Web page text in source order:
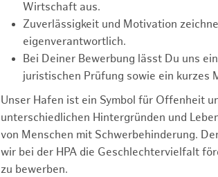
Wirtschaft aus.
Zuverlässigkeit und Motivation
eigenverantwortlich.
Bei Deiner Bewerbung lässt Du uns
juristischen Prüfung sowie ein kurzes
Unser Hafen ist ein Symbol für Offenheit
unterschiedlichen Hintergründen und
von Menschen mit Schwerbehinderung.
wir bei der HPA die Geschlechtervielfalt
zu bewerben.